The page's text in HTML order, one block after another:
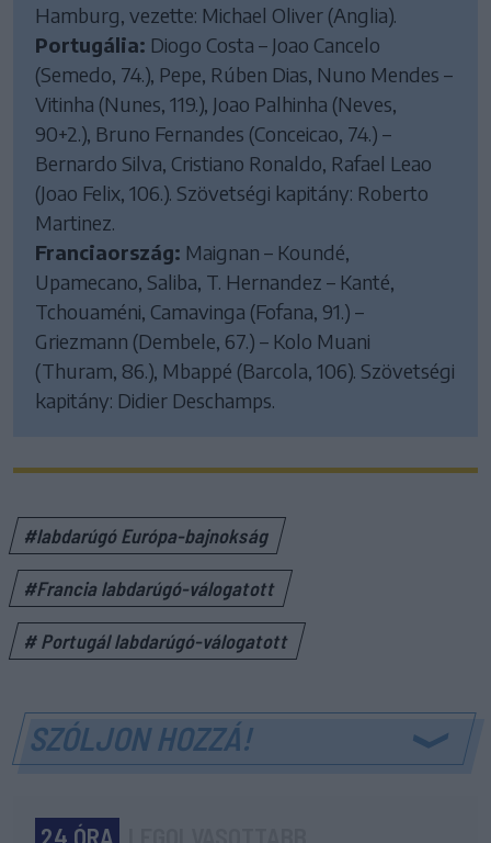
Hamburg, vezette: Michael Oliver (Anglia).
Portugália: Diogo Costa – Joao Cancelo
(Semedo, 74.), Pepe, Rúben Dias, Nuno Mendes –
Vitinha (Nunes, 119.), Joao Palhinha (Neves,
90+2.), Bruno Fernandes (Conceicao, 74.) –
Bernardo Silva, Cristiano Ronaldo, Rafael Leao
(Joao Felix, 106.). Szövetségi kapitány: Roberto
Martinez.
Franciaország: Maignan – Koundé,
Upamecano, Saliba, T. Hernandez – Kanté,
Tchouaméni, Camavinga (Fofana, 91.) –
Griezmann (Dembele, 67.) – Kolo Muani
(Thuram, 86.), Mbappé (Barcola, 106). Szövetségi
kapitány: Didier Deschamps.
#labdarúgó Európa-bajnokság
#Francia labdarúgó-válogatott
# Portugál labdarúgó-válogatott
SZÓLJON HOZZÁ!
24 ÓRA